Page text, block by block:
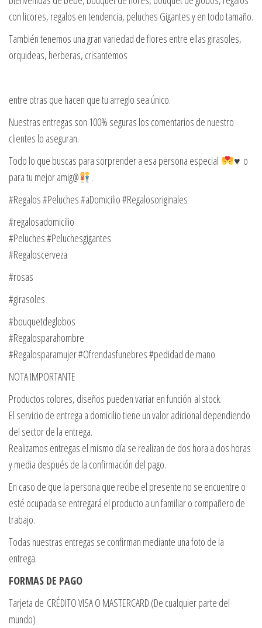
con licores, regalos en tendencia, peluches Gigantes y en todo tamaño.
También tenemos una gran variedad de flores entre ellas girasoles,
orquideas, herberas, crisantemos
entre otras que hacen que tu arreglo sea único.
Nuestras entregas son 100% seguras los comentarios de nuestro
clientes lo aseguran.
Todo lo que buscas para sorprender a esa persona especial
♥️ o
para tu mejor amig@
.
#Regalos #Peluches #aDomicilio #Regalosoriginales
#regalosadomicilio
#Peluches #Peluchesgigantes
#Regaloscerveza
#rosas
#girasoles
#bouquetdeglobos
#Regalosparahombre
#Regalosparamujer #Ofrendasfunebres #pedidad de mano
NOTA IMPORTANTE
Productos colores, diseños pueden variar en función al stock.
El servicio de entrega a domicilio tiene un valor adicional dependiendo
del sector de la entrega.
Realizamos entregas el mismo día se realizan de dos hora a dos horas
y media después de la confirmación del pago.
En caso de que la persona que recibe el presente no se encuentre o
esté ocupada se entregará el producto a un familiar o compañero de
trabajo.
Todas nuestras entregas se confirman mediante una foto de la
entrega.
FORMAS DE PAGO
Tarjeta de CRÉDITO VISA O MASTERCARD (De cualquier parte del
mundo)